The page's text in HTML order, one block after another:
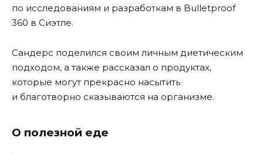
по исследованиям и разработкам в Bulletproof
360 в Сиэтле.
Сандерс поделился своим личным диетическим
подходом, а также рассказал о продуктах,
которые могут прекрасно насытить
и благотворно сказываются на организме.
О полезной еде